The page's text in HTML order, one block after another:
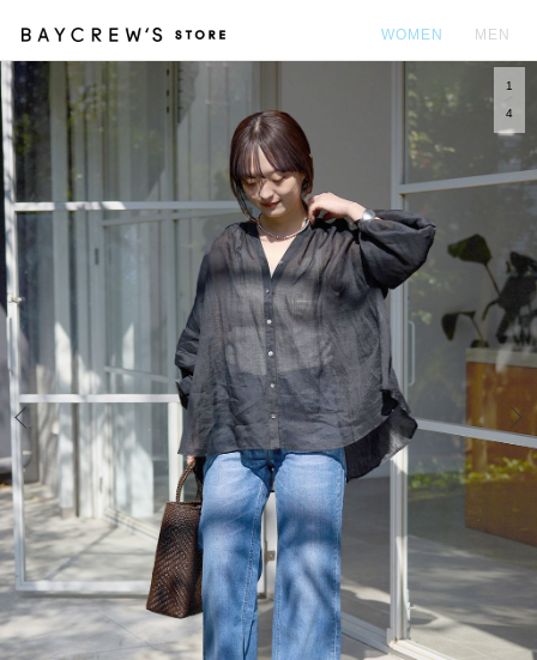
WOMEN MEN
Prev
1
4